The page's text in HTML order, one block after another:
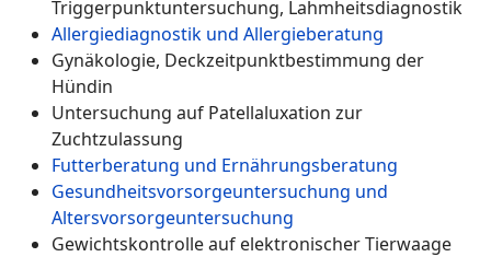
Triggerpunktuntersuchung, Lahmheitsdiagnostik
Allergiediagnostik und Allergieberatung
Gynäkologie, Deckzeitpunktbestimmung der
Hündin
Untersuchung auf Patellaluxation zur
Zuchtzulassung
Futterberatung und Ernährungsberatung
Gesundheitsvorsorgeuntersuchung und
Altersvorsorgeuntersuchung
Gewichtskontrolle auf elektronischer Tierwaage